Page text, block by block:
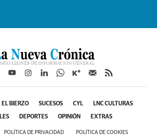
EL BIERZO SUCESOS CYL LNC CULTURAS
DEPORTES OPINIÓN EXTRAS
POLÍTICA DE PRIVACIDAD POLÍTICA DE COOKIES